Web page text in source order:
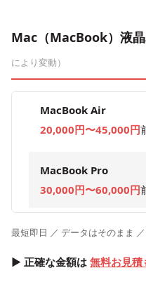
Mac（MacBook）液
により変動）
MacBook Air
20,000円〜45,000円
MacBook Pro
30,000円〜60,000円
最短即日 ／ データはそのまま
▶ 正確な金額は 無料お見積